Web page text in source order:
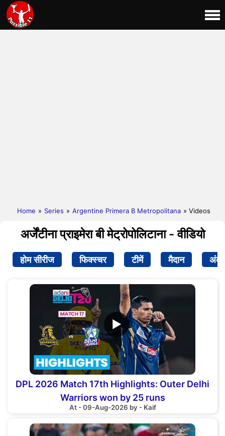
Home » Series » Argentine Primera B Metropolitana » Videos
अर्जेंटीना प्राइमेरा बी मेट्रोपोलिटाना - वीडियो
होम सीरीज फिक्स्चर टीमें मैदान अंक
▶
DPL 2026 Match 17th Highlights: Outer Delhi
Warriors won by 25 runs
At - 09-Aug-2026 by - Kaif